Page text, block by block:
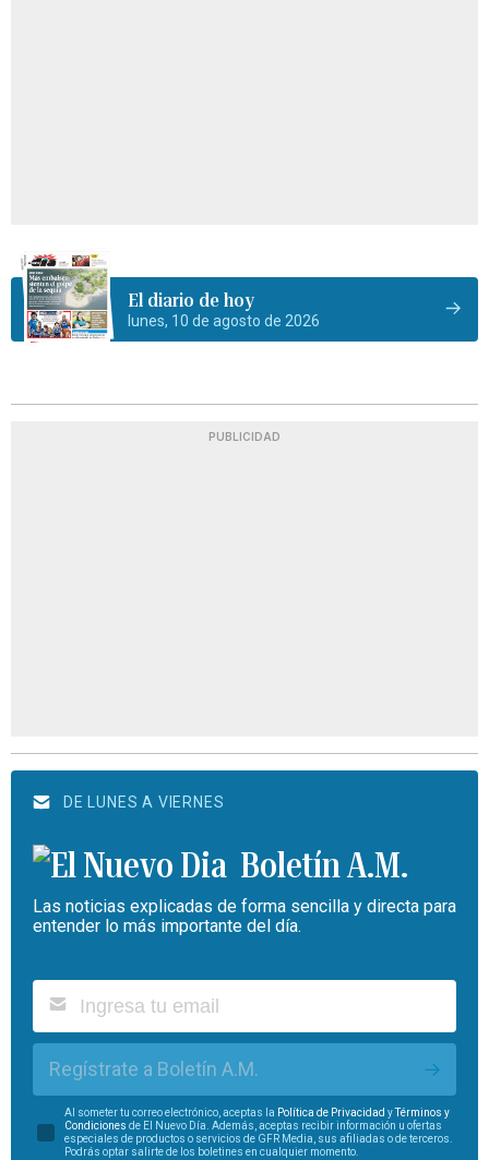
El diario de hoy
lunes, 10 de agosto de 2026
PUBLICIDAD
DE LUNES A VIERNES
Boletín A.M.
Las noticias explicadas de forma sencilla y directa para
entender lo más importante del día.
Regístrate a Boletín A.M.
Al someter tu correo electrónico, aceptas la Política de Privacidad y
Términos y
Condiciones de El Nuevo Día. Además, aceptas recibir información u ofertas
especiales de productos o servicios de GFR Media, sus afiliadas o de terceros.
Podrás optar salirte de los boletines en cualquier momento.